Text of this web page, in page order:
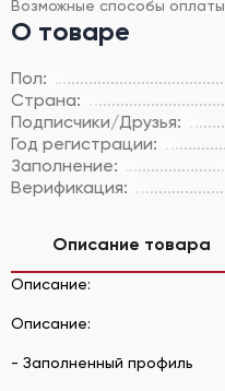
Возможные способы оплаты
О товаре
Пол:
Страна:
Подписчики/Друзья:
Год регистрации:
Заполнение:
Верификация:
Описание товара
Описание:
Описание:
- Заполненный профиль